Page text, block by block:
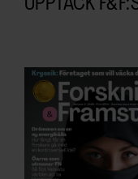
UPPTÄCK